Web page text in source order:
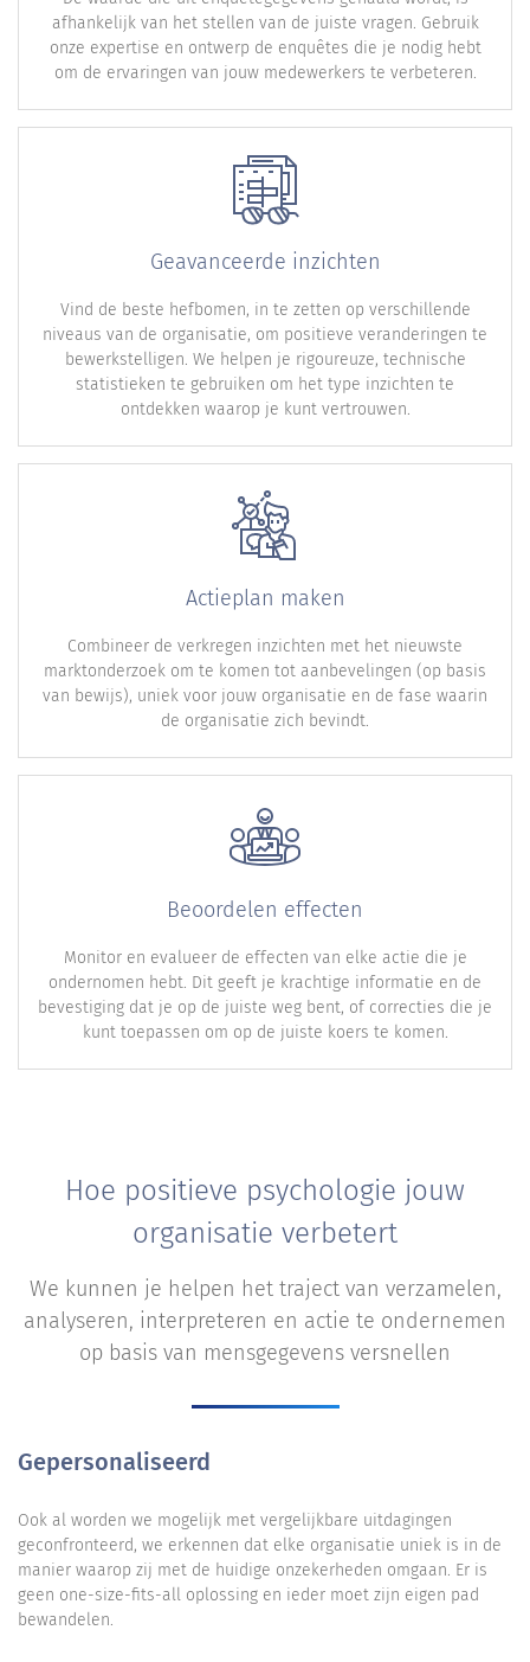
afhankelijk van het stellen van de juiste vragen. Gebruik
onze expertise en ontwerp de enquêtes die je nodig hebt
om de ervaringen van jouw medewerkers te verbeteren.
Geavanceerde inzichten
Vind de beste hefbomen, in te zetten op verschillende
niveaus van de organisatie, om positieve veranderingen te
bewerkstelligen. We helpen je rigoureuze, technische
statistieken te gebruiken om het type inzichten te
ontdekken waarop je kunt vertrouwen.
Actieplan maken
Combineer de verkregen inzichten met het nieuwste
marktonderzoek om te komen tot aanbevelingen (op basis
van bewijs), uniek voor jouw organisatie en de fase waarin
de organisatie zich bevindt.
Beoordelen effecten
Monitor en evalueer de effecten van elke actie die je
ondernomen hebt. Dit geeft je krachtige informatie en de
bevestiging dat je op de juiste weg bent, of correcties die je
kunt toepassen om op de juiste koers te komen.
Hoe positieve psychologie jouw
organisatie verbetert
We kunnen je helpen het traject van verzamelen,
analyseren, interpreteren en actie te ondernemen
op basis van mensgegevens versnellen
Gepersonaliseerd
Ook al worden we mogelijk met vergelijkbare uitdagingen
geconfronteerd, we erkennen dat elke organisatie uniek is in de
manier waarop zij met de huidige onzekerheden omgaan. Er is
geen one-size-fits-all oplossing en ieder moet zijn eigen pad
bewandelen.